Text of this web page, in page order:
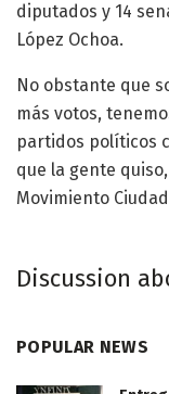
diputados y 14
López Ochoa.
No obstante que
más votos,
partidos políticos
que la gente
Movimiento
Discussion
POPULAR NEWS